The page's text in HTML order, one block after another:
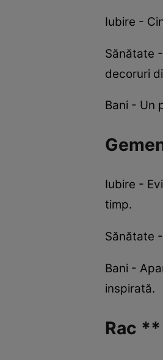
Iubire -
Sănătate
decoruri
Bani - Un
Iubire -
timp.
Sănătate
Bani -
inspirată.
Rac **